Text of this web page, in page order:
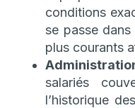
conditions
se passe
plus courants
salariés
l’historique